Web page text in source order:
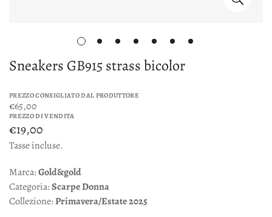
Sneakers GB915 strass bicolor
PREZZO CONSIGLIATO DAL PRODUTTORE
€65,00
PREZZO DI VENDITA
€19,00
Tasse incluse.
Marca:Gold&gold
Categoria:ScarpeDonna
Collezione:Primavera/Estate2025